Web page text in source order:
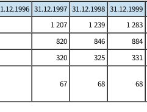
31.12.1997 31.12.1998 31.12.1999
1 207 1 239 1 283
820 846 884
320 325 331
67 68 68